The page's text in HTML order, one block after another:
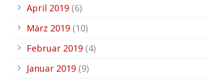
April 2019 (6)
März 2019 (10)
Februar 2019 (4)
Januar 2019 (9)